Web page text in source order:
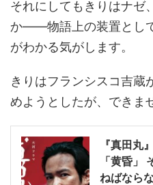
それにしてもきりはナゼ
か――物語上の装置とし
がわかる気がします。
きりはフランシスコ吉蔵
めようとしたが、できま
『真田丸
「黄昏」
ねばなら